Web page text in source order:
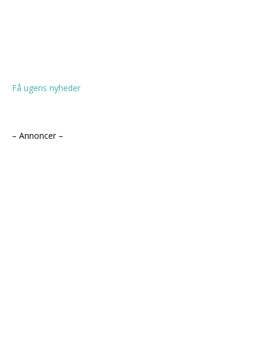
Få ugens nyheder
– Annoncer –